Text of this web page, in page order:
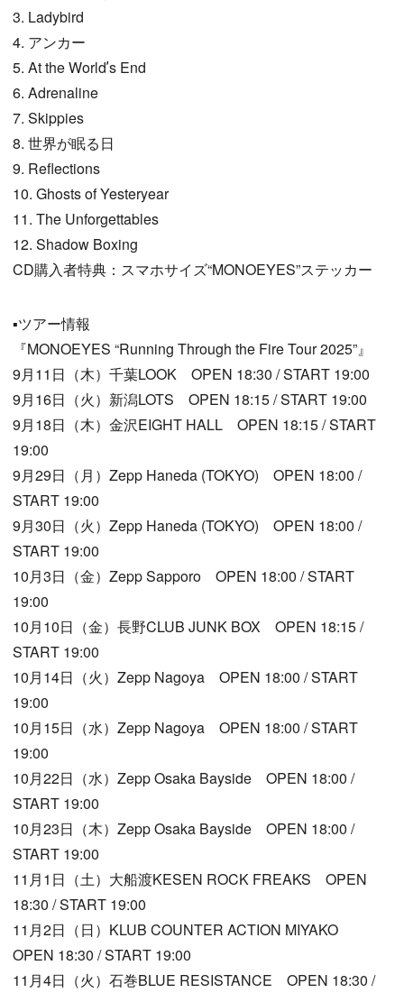
3. Ladybird
4. アンカー
5. At the Worldʼs End
6. Adrenaline
7. Skippies
8. 世界が眠る日
9. Reflections
10. Ghosts of Yesteryear
11. The Unforgettables
12. Shadow Boxing
CD購入者特典：スマホサイズ“MONOEYES”ステッカー
▪️ツアー情報
『MONOEYES “Running Through the Fire Tour 2025”』
9月11日（木）千葉LOOK OPEN 18:30 / START 19:00
9月16日（火）新潟LOTS OPEN 18:15 / START 19:00
9月18日（木）金沢EIGHT HALL OPEN 18:15 / START
19:00
9月29日（月）Zepp Haneda (TOKYO) OPEN 18:00 /
START 19:00
9月30日（火）Zepp Haneda (TOKYO) OPEN 18:00 /
START 19:00
10月3日（金）Zepp Sapporo OPEN 18:00 / START
19:00
10月10日（金）長野CLUB JUNK BOX OPEN 18:15 /
START 19:00
10月14日（火）Zepp Nagoya OPEN 18:00 / START
19:00
10月15日（水）Zepp Nagoya OPEN 18:00 / START
19:00
10月22日（水）Zepp Osaka Bayside OPEN 18:00 /
START 19:00
10月23日（木）Zepp Osaka Bayside OPEN 18:00 /
START 19:00
11月1日（土）大船渡KESEN ROCK FREAKS OPEN
18:30 / START 19:00
11月2日（日）KLUB COUNTER ACTION MIYAKO
OPEN 18:30 / START 19:00
11月4日（火）石巻BLUE RESISTANCE OPEN 18:30 /